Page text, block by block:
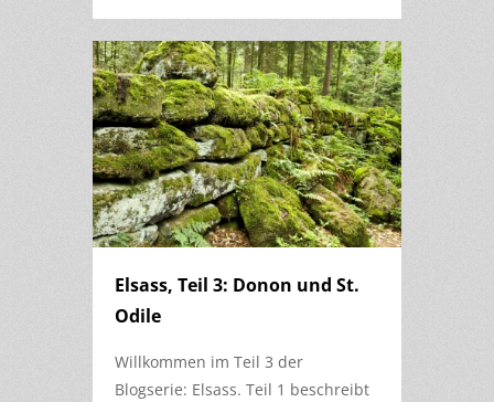
Elsass, Teil 3: Donon und St.
Odile
Willkommen im Teil 3 der
Blogserie: Elsass. Teil 1 beschreibt